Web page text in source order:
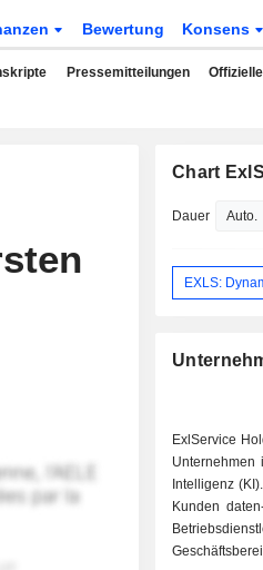
Bewertung Konsens
Pressemitteilungen
Chart
Dauer
EXLS:
ExlService
Unternehmen
Intelligenz
Kunden